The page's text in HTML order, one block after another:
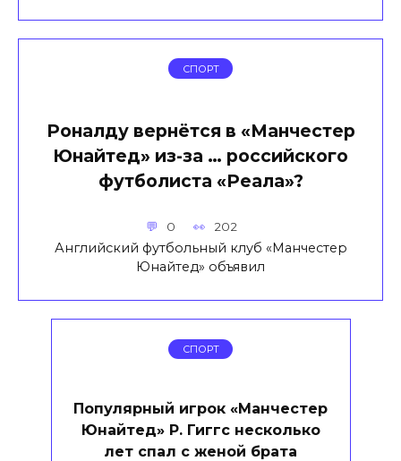
СПОРТ
Роналду вернётся в «Манчестер
Юнайтед» из-за … российского
футболиста «Реала»?
0 202
Английский футбольный клуб «Манчестер
Юнайтед» объявил
СПОРТ
Популярный игрок «Манчестер
Юнайтед» Р. Гиггс несколько
лет спал с женой брата